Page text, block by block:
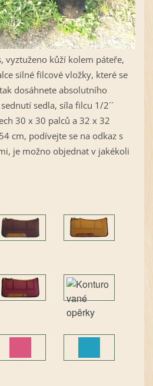
vyztuženo kůží kolem páteře,
silné filcové vložky, které se
dosáhnete absolutního
sedla, síla filcu 1/2´´
30 x 30 palců a 32 x 32
cm, podívejte se na odkaz s
je možno objednat v jakékoli